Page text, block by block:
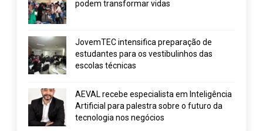
podem transformar vidas
JovemTEC intensifica preparação de
estudantes para os vestibulinhos das
escolas técnicas
AEVAL recebe especialista em Inteligência
Artificial para palestra sobre o futuro da
tecnologia nos negócios